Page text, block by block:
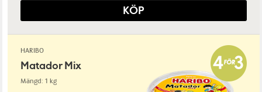
KÖP
HARIBO
Matador Mix
Mängd: 1 kg